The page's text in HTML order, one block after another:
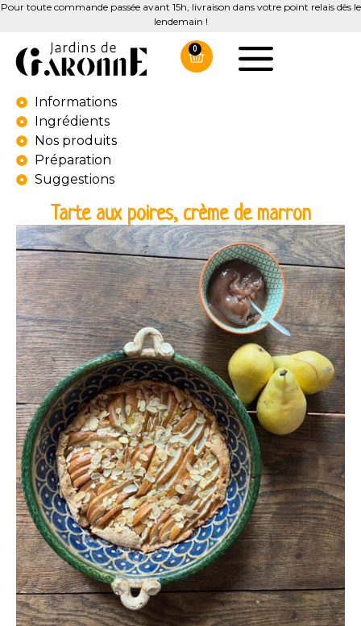
Pour toute commande passée avant 15h, livraison dans votre point relais dès le
lendemain !
0
Informations
Ingrédients
Nos produits
Préparation
Suggestions
Tarte aux poires, crème de marron